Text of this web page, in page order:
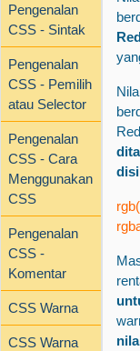
Pengenalan
CSS - Sintak
Pengenalan
CSS - Pemilih
atau Selector
Pengenalan
CSS - Cara
Menggunakan
CSS
Pengenalan
CSS -
Komentar
CSS Warna
CSS Warna